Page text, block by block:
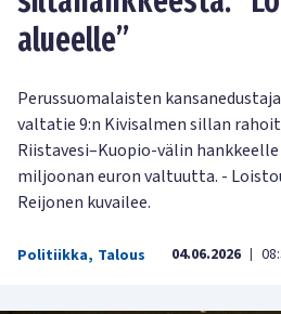
alueelle”
Perussuomalaisten
valtatie 9:n Kivisalmen sillan
Riistavesi–Kuopio-välin
miljoonan euron valtuutta. -
Reijonen kuvailee.
Politiikka, Talous 04.06.2026 |